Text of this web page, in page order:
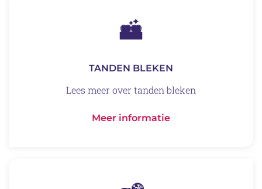
TANDEN BLEKEN
Lees meer over tanden bleken
Meer informatie